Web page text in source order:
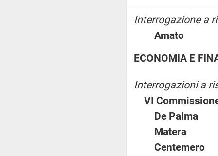
Interrogazione a
Amato
ECONOMIA E
Interrogazioni a
VI
De Palma
Matera